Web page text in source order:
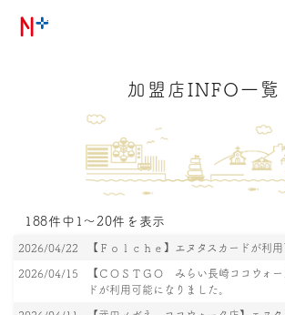
加盟店INFO一覧
188件中1～20件を表示
2026/04/22 【Ｆｏｌｃｈｅ】エヌタスカードが利
2026/04/15
【ＣＯＳＴＧＯ みらい長崎ココウォー
ドが利用可能になりました。